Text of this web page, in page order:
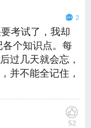
2
考试了，我却
个知识点。每
过几天就会忘，
并不能全记住，
52